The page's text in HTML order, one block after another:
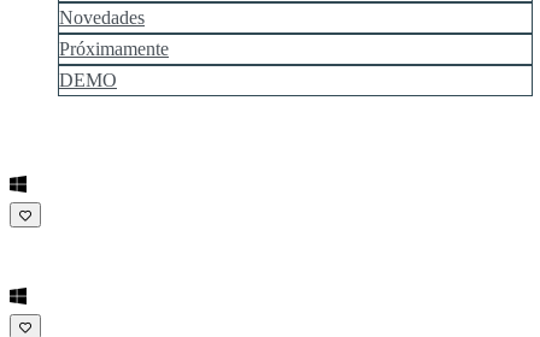
Novedades
Próximamente
DEMO